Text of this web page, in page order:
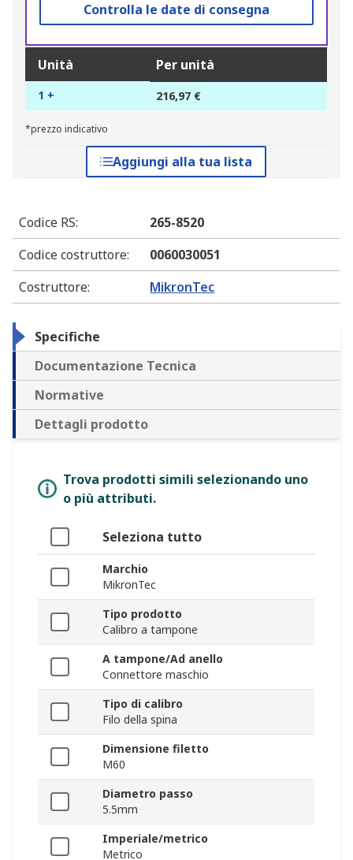
Controlla le date di consegna
Unità Per unità
1 + 216,97 €
*prezzo indicativo
Aggiungi alla tua lista
Codice RS:
265-8520
Codice costruttore:
0060030051
Costruttore: MikronTec
Specifiche
Documentazione Tecnica
Normative
Dettagli prodotto
Trova prodotti simili selezionando uno
o più attributi.
Seleziona tutto
Marchio
MikronTec
Tipo prodotto
Calibro a tampone
A tampone/Ad anello
Connettore maschio
Tipo di calibro
Filo della spina
Dimensione filetto
M60
Diametro passo
5.5mm
Imperiale/metrico
Metrico